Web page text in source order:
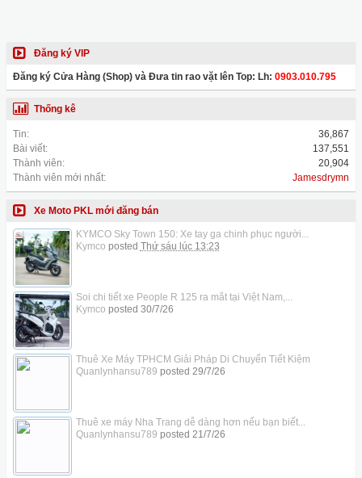
Đăng ký VIP
Đăng ký Cửa Hàng (Shop) và Đưa tin rao vặt lên Top: Lh: 0903.010.795
Thống kê
Tin:
36,867
Bài viết:
137,551
Thành viên:
20,904
Thành viên mới nhất:
Jamesdrymn
Xe Moto PKL mới đăng bán
KYMCO Sky Town 150: Xe tay ga chinh phục người...
Kymco posted Thứ sáu lúc 13:23
Soi chi tiết xe People R 125 ra mắt tại Việt Nam,...
Kymco posted 30/7/26
Thuê Xe Máy TPHCM Giải Pháp Di Chuyển Tiết Kiệm
Quanlynhansu789 posted 29/7/26
Thuê xe máy Nha Trang dễ dàng hơn nếu bạn biết...
Quanlynhansu789 posted 21/7/26